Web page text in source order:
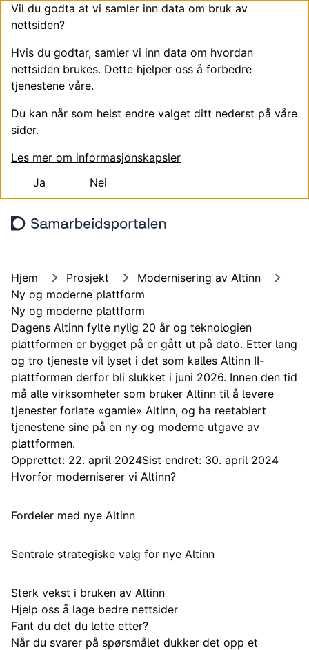
Vil du godta at vi samler inn data om bruk av
nettsiden?
Hvis du godtar, samler vi inn data om hvordan
nettsiden brukes. Dette hjelper oss å forbedre
tjenestene våre.
Du kan når som helst endre valget ditt nederst på våre
sider.
Les mer om informasjonskapsler
Ja
Nei
Hjem Prosjekt
Modernisering av Altinn
Ny og moderne plattform
Ny og moderne plattform
Dagens Altinn fylte nylig 20 år og teknologien
plattformen er bygget på er gått ut på dato. Etter lang
og tro tjeneste vil lyset i det som kalles Altinn II-
plattformen derfor bli slukket i juni 2026. Innen den tid
må alle virksomheter som bruker Altinn til å levere
tjenester forlate «gamle» Altinn, og ha reetablert
tjenestene sine på en ny og moderne utgave av
plattformen.
Opprettet: 22. april 2024Sist endret: 30. april 2024
Hvorfor moderniserer vi Altinn?
Fordeler med nye Altinn
Sentrale strategiske valg for nye Altinn
Sterk vekst i bruken av Altinn
Hjelp oss å lage bedre nettsider
Fant du det du lette etter?
Når du svarer på spørsmålet dukker det opp et